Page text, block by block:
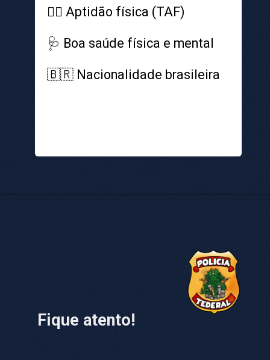
🏋️‍♀️ Aptidão física (TAF)
🩺 Boa saúde física e mental
🇧🇷 Nacionalidade brasileira
Fique atento!